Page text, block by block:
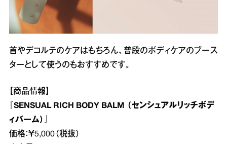
首やデコルテのケアはもちろん、普段のボディケアのブース
ターとして使うのもおすすめです。
【商品情報】
『SENSUAL RICH BODY BALM （センシュアルリッチボデ
ィバーム）』
価格：￥5,000（税抜）